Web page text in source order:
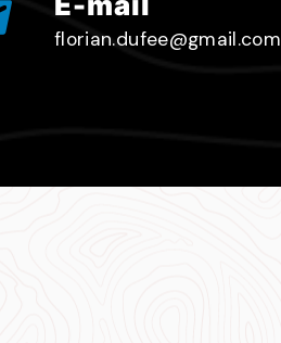
florian.dufee@gmail.com